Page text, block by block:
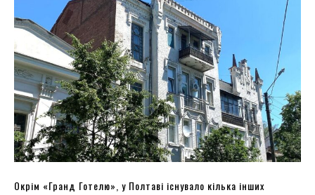
Окрім «Гранд Готелю», у Полтаві існувало кілька інших